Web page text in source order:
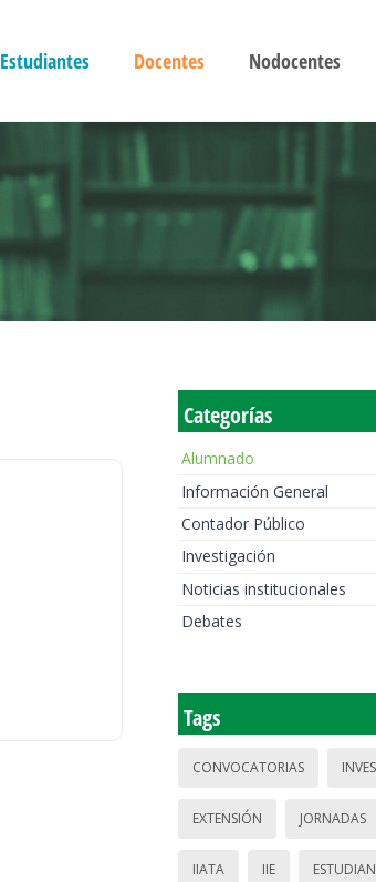
Estudiantes Docentes Nodocentes
Categorías
Alumnado
Información General
Contador Público
Investigación
Noticias institucionales
Debates
Tags
CONVOCATORIAS
EXTENSIÓN JORNADAS
IIATA IIE